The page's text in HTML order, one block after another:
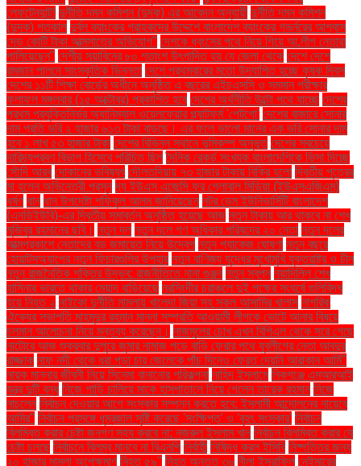
লেফটেন্যান্ট! দুর্নীতি দমন কমিশন (দুদক) এর আবেদন অনুযায়ী দুর্নীতি দমন কমিশন
(দুদক) গতকাল দুর্বল ব্যাংকের গ্রাহকদের উদ্দেশে বাংলাদেশ ব্যাংকের গভর্নরের আশ্বাস
দেড় কোটি টাকা আত্মসাতের অভিযোগ" দেশকে ধ্বংসের পথে নিয়ে গিয়ে আ.লীগ নেতারা
পালিয়েছেন" দেশীয় সয়াবিনের ৮০ শতাংশ উৎপাদিত হয় যে জেলা থেকে দেশে দেশে
রমজান পালনে সাংস্কৃতিক ভিন্নতা দেশে প্রথমবারের মতো উদযাপিত হচ্ছে কৃষক দিবস
দেশের ১১টি শিক্ষা বোর্ডের অধীনে অনুষ্ঠিত এ বছরের এইচএসসি ও সমমান পরীক্ষার
ফলাফল মঙ্গলবার (১৫ অক্টোবর) প্রকাশিত হবে দেশের অর্থনীতি উল্টো পথে যাচ্ছে দেশের
প্রথম প্রযুক্তিনির্ভর অ্যানিম্যাল ওয়েলফেয়ার প্ল্যাটফর্ম 'পেটগো' দেশের বাজারে সোনার
দাম প্রতি ভরি ২ হাজার ৬১৩ টাকা বাড়ছে। এর ফলে ভালো মানের এক ভরি সোনার দাম
হবে ১ লাখ ৫৩ হাজার টাকা দেশের বিভিন্ন স্থানে ভূমিকম্প অনুভূত দেশের সবচেয়ে
দারিদ্র্যপ্রবণ বিভাগ হিসেবে পরিচিত ছিল দৈনিক রেকর্ড সংখ্যক বাংলাদেশিকে ভিসা দিচ্ছে
সৌদি আরব দোকানের ভবিষ্যৎ দৌলতদিয়ায় ৭৩ হাজার টাকায় বিক্রি হলো দ্বিতীয় পুত্রের
মা হলেন অভিনেত্রী প্রসূন দ্য ইউএস এজেন্সি ফর গ্লোবাল মিডিয়া (ইউএসএজিএম)
ধর্ষণ ধান ধান উপদেষ্টা শফিকুল আলম জানিয়েছেন নটর ডেম ইউনিভার্সিটি বাংলাদেশ
(এনডিইউবি)-এর দ্বিতীয় সমাবর্তন অনুষ্ঠিত হয়েছে আজ নতুন টাকায় আর থাকবে না শেখ
মুজিবুর রহমানের ছবি। নতুন দল নতুন দলে গণ অধিকার পরিষদের ২০ নেতা নতুন দলের
আত্মপ্রকাশে নেতাদের বড় জমায়েত নিয়ে উদ্বেগ নতুন প্যাকেজ ঘোষণা নতুন বছরে
হোয়াটসঅ্যাপের নতুন ফিচারগুলির উপহার নতুন বাণিজ্য যুদ্ধের মুখোমুখি যুক্তরাষ্ট্র ও চীন
নতুন রাজনৈতিক শক্তির উদ্ভব: রাজনীতিতে নানা গুঞ্জন নতুন স্বপ্ন নয়াদিল্লি শেখ
হাসিনার ভারতে থাকার মেয়াদ বাড়িয়েছে নরসিংদীর চরাঞ্চলে দুই পক্ষের সংঘর্ষে গুলিবিদ্ধ
হয়ে নিহত ২ নাইকো দুর্নীতি মামলায় খালেদা জিয়া সহ সকল আসামির খালাস নাগরিক
ঐক্যের সভাপতি মাহমুদুর রহমান মান্না সম্প্রতি আওয়ামী লীগকে ভোটে আনার বিষয়ে
চলমান আলোচনা নিয়ে মন্তব্য করেছেন। নাজমুলের চোখ এখন বিপিএল থেকে সরে গেছে
নাটোরে আজ শুক্রবার দুপুরে জুমার নামাজ পড়ে বাড়ি ফেরার পথে যুবলীগের নেতা আবদুর
রাজ্জাক নাফ নদী থেকে ধরা পড়া চার জেলেকে পাঁচ দিনেও ফেরত দেয়নি আরাকান আর্মি"
নায়ক মান্নার জীবনী নিয়ে সিনেমা বানানোর পরিকল্পনা নাহিদ ইসলামে নিকগঞ্জে এমআরআই
যন্ত্র দুটি বন্ধ নিজে গাড়ি চালিয়ে মাকে হাসপাতালে নিয়ে গেলেন তারেক রহমান নিজে
নাচলেন নির্বাচন দেওয়ার আগে সংস্কার সম্পন্ন করতে হবে: ইসলামী আন্দোলনের নায়েবে
আমির" নির্বাচন প্রসঙ্গে ধূম্রজাল সৃষ্টি করেছে 'সংক্ষিপ্ত' ও 'বৃহৎ সংস্কার' নির্বাচন
বিলম্বিত করার চেষ্টা জনগণ সহ্য করবে না: নজরুল ইসলাম খান নির্বাচন বিলম্বিত করার যে
চেষ্টা চলছে নির্বাচনে বিলম্ব মানবে না বিএনপি নির্বাহী নিষিদ্ধ করল ইসিবি নিষ্পত্তির জন্য
২০ হাজার মামলা অপেক্ষমাণ নিহত ৫৯" নিহত অন্তত ৩৬ নীলা ইসরাফিল নেইমারের